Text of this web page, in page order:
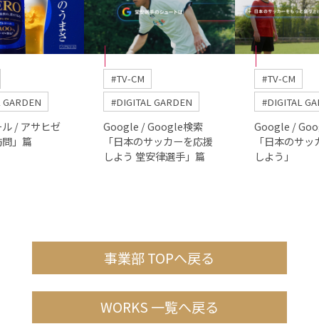
/ アサヒゼ
」篇
#TV-CM
#DIGITAL GARDEN
Google / Google検索
「日本のサッカーを応援
しよう 堂安律選手」篇
#TV-CM
#DIGITAL
Google /
「日本のサ
しよう」
事業部 TOPへ戻る
WORKS 一覧へ戻る